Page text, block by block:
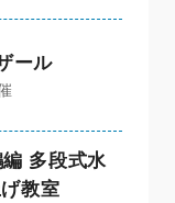
ール
多段式水
教室